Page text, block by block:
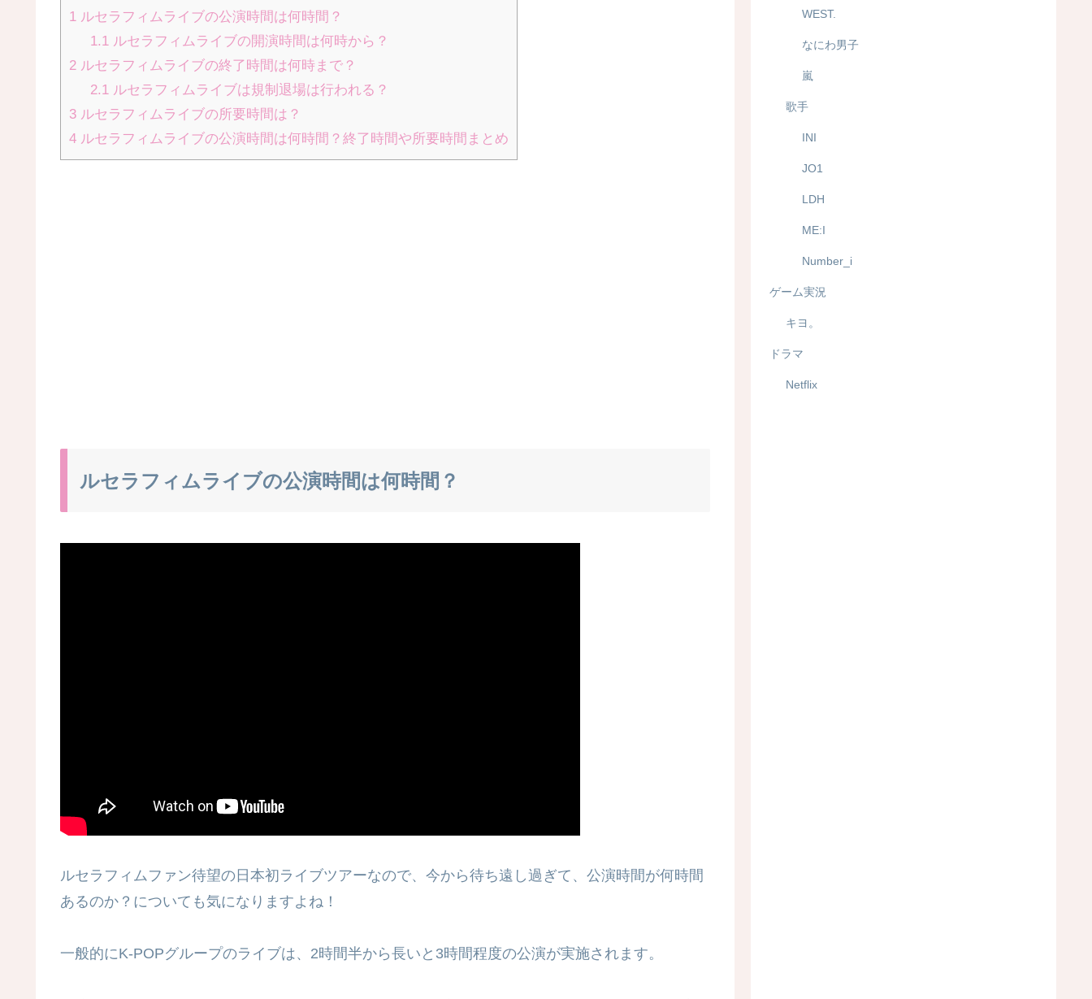
1 ルセラフィムライブの公演時間は何時間？
1.1ルセラフィムライブの開演時間は何時から？
2 ルセラフィムライブの終了時間は何時まで？
2.1ルセラフィムライブは規制退場は行われる？
3 ルセラフィムライブの所要時間は？
4 ルセラフィムライブの公演時間は何時間？終了時間や所要時間まとめ
ルセラフィムライブの公演時間は何時間？
ルセラフィムファン待望の日本初ライブツアーなので、今から待ち遠し過ぎて、公演時間が何時間
あるのか？についても気になりますよね！
一般的にK-POPグループのライブは、2時間半から長いと3時間程度の公演が実施されます。
WEST.
なにわ男子
嵐
歌手
INI
JO1
LDH
ME:I
Number_i
ゲーム実況
キヨ。
ドラマ
Netflix